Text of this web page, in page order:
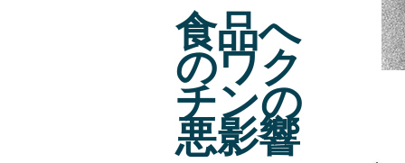
なサイキックディフェンスを施してあります。
​食品へ
のワク
チンの
悪影響